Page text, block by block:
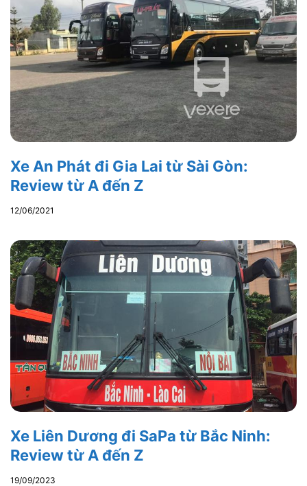
Xe An Phát đi Gia Lai từ Sài Gòn:
Review từ A đến Z
12/06/2021
Xe Liên Dương đi SaPa từ Bắc Ninh:
Review từ A đến Z
19/09/2023